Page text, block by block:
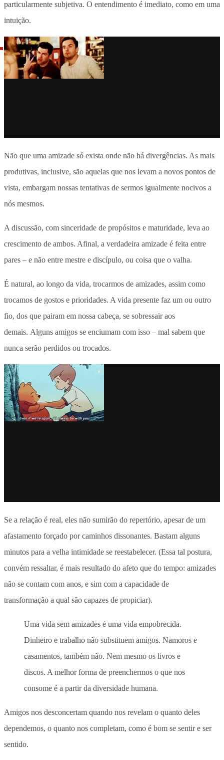
particularmente subjetiva. O entendimento é imediato, como em uma
intuição.
Não que uma amizade só exista onde não há divergências. As mais
produtivas, inclusive, são aquelas que nos levam a novos pontos de
vista, embargam nossas tentativas de sermos igualmente nocivos a
nós mesmos.
A discussão, com sinceridade de propósitos e maturidade, leva ao
crescimento de ambos. Afinal, a verdadeira amizade é feita entre
pares – e não entre mestre e discípulo, ou coisa que o valha.
É natural, ao longo da vida, trocarmos de amizades, assim como
trocamos de gostos e prioridades. A vida presente faz um ou outro
fio, dos que pairam em nossa cabeça, se sobressair aos
demais. Alguns amigos se enciumam com isso – mal sabem que
nunca serão perdidos ou trocados.
Se a relação é real, eles não sumirão do repertório, apesar de um
afastamento forçado por caminhos dissonantes. Bastam alguns
minutos para a velha intimidade se reestabelecer. (Essa tal postura,
convém ressaltar, é mais resultado do afeto que do tempo: amizades
não se contam com anos, e sim com a capacidade de
transformação a qual são capazes de propiciar).
Uma vida sem amizades é uma vida empobrecida.
Dinheiro e trabalho não substituem amigos. Namoros e
casamentos, também não. Nem mesmo os livros e
discos. A melhor forma de preenchermos o que nos
consome é a partir da diversidade humana.
Amigos nos desconcertam quando nos revelam o quanto deles
dependemos, o quanto nos completam, como é bom se sentir e ser
sentido.